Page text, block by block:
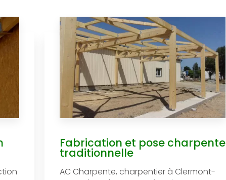
Fabrication et pose charpente
traditionnelle
AC Charpente, charpentier à Clermont-